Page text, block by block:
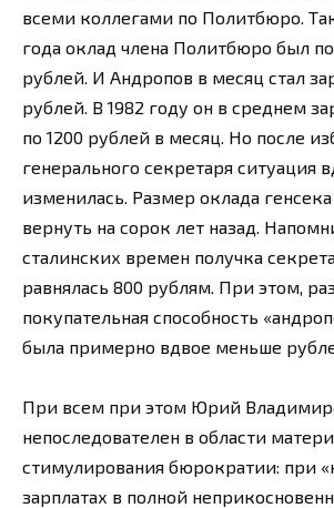
всеми коллегами по Политбюро.
года оклад члена Политбюро был
рублей. И Андропов в месяц стал
рублей. В 1982 году он в среднем
по 1200 рублей в месяц. Но после
генерального секретаря ситуация
изменилась. Размер оклада
вернуть на сорок лет назад.
сталинских времен получка
равнялась 800 рублям. При этом,
покупательная способность
была примерно вдвое меньше
При всем при этом Юрий
непоследователен в области
стимулирования бюрократии: при
зарплатах в полной